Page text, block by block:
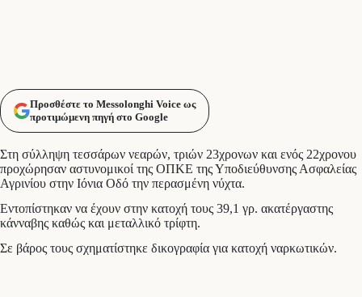
Προσθέστε το Messolonghi Voice ως
προτιμώμενη πηγή στο Google
Στη σύλληψη τεσσάρων νεαρών, τριών 23χρονων και ενός 22χρονου
προχώρησαν αστυνομικοί της ΟΠΚΕ της Υποδιεύθυνσης Ασφαλείας
Αγρινίου στην Ιόνια Οδό την περασμένη νύχτα.
Εντοπίστηκαν να έχουν στην κατοχή τους 39,1 γρ. ακατέργαστης
κάνναβης καθώς και μεταλλικό τρίφτη.
Σε βάρος τους σχηματίστηκε δικογραφία για κατοχή ναρκωτικών.